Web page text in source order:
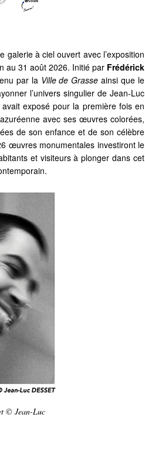
galerie à ciel ouvert avec l’exposition
au 31 août 2026. Initié par Frédérick
par la Ville de Grasse ainsi que le
l’univers singulier de Jean-Luc
exposé pour la première fois en
avec ses œuvres colorées,
de son enfance et de son célèbre
œuvres monumentales investiront le
et visiteurs à plonger dans cet
© Jean-Luc